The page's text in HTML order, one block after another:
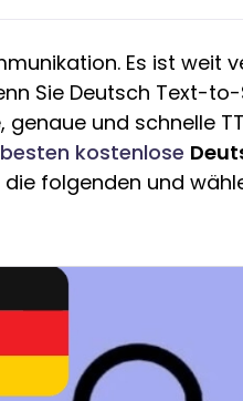
Es ist weit
Sie Deutsch Text-
und schnelle
kostenlose
folgenden und